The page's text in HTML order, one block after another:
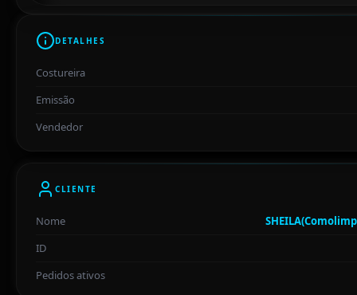
DETALHES
Costureira
Emissão
Vendedor
CLIENTE
Nome
ID
Pedidos ativos